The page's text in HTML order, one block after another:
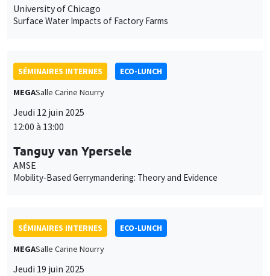
University of Chicago
Surface Water Impacts of Factory Farms
SÉMINAIRES INTERNES
ECO-LUNCH
MEGASalle Carine Nourry
Jeudi 12 juin 2025
12:00 à 13:00
Tanguy van Ypersele
AMSE
Mobility-Based Gerrymandering: Theory and Evidence
SÉMINAIRES INTERNES
ECO-LUNCH
MEGASalle Carine Nourry
Jeudi 19 juin 2025